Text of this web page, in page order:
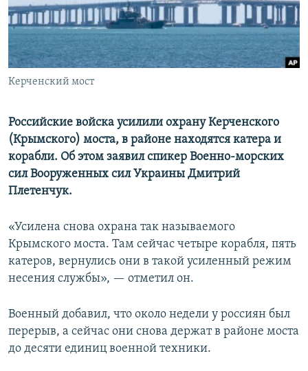
ПОБЕДИТЕЛЕЙ НЕ СУДЯТ?
КРЫМ.НЕПОКОРЕННЫЙ
ELIFBE
УКРАИНСКАЯ ПРОБЛЕМА КРЫМА
ПРИСОЕДИНЯЙТЕСЬ!
Керченский мост
Российские войска усилили охрану Керченского
(Крымского) моста, в районе находятся катера и
корабли. Об этом заявил спикер Военно-морских
сил Вооруженных сил Украины Дмитрий
Плетенчук.
«Усилена снова охрана так называемого
Крымского моста. Там сейчас четыре корабля, пять
катеров, вернулись они в такой усиленный режим
несения службы», — отметил он.
Военный добавил, что около недели у россиян был
перерыв, а сейчас они снова держат в районе моста
до десяти единиц военной техники.